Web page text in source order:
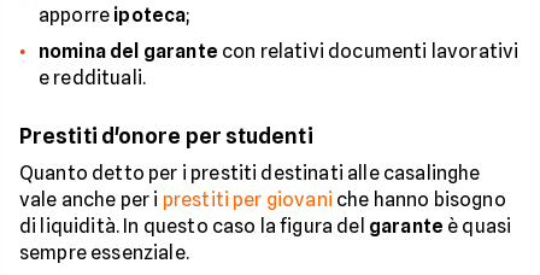
apporre ipoteca;
nomina del garante con relativi documenti lavorativi
e reddituali.
Prestiti d'onore per studenti
Quanto detto per i prestiti destinati alle casalinghe
vale anche per i prestiti per giovani che hanno bisogno
di liquidità. In questo caso la figura del garante è quasi
sempre essenziale.